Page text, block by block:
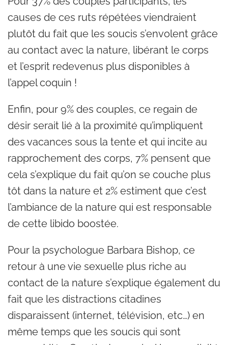
causes de ces ruts répétées viendraient
plutôt du fait que les soucis s’envolent grâce
au contact avec la nature, libérant le corps
et l’esprit redevenus plus disponibles à
l’appel coquin !
Enfin, pour 9% des couples, ce regain de
désir serait lié à la proximité qu’impliquent
des vacances sous la tente et qui incite au
rapprochement des corps, 7% pensent que
cela s’explique du fait qu’on se couche plus
tôt dans la nature et 2% estiment que c’est
l’ambiance de la nature qui est responsable
de cette libido boostée.
Pour la psychologue Barbara Bishop, ce
retour à une vie sexuelle plus riche au
contact de la nature s’explique également du
fait que les distractions citadines
disparaissent (internet, télévision, etc…) en
même temps que les soucis qui sont